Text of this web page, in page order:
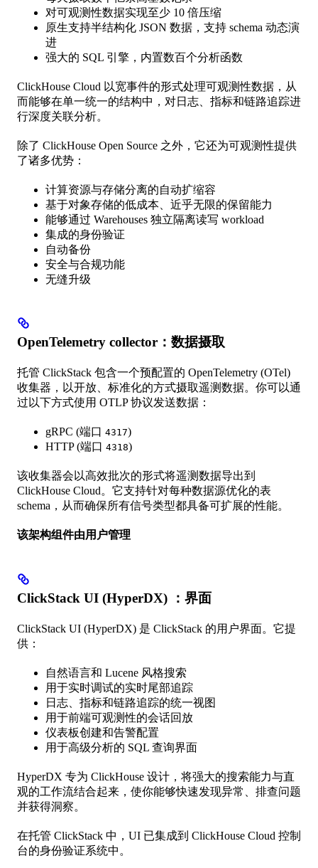
对可观测性数据实现至少 10 倍压缩
原生支持半结构化 JSON 数据，支持 schema 动态演
进
强大的 SQL 引擎，内置数百个分析函数
ClickHouse Cloud 以宽事件的形式处理可观测性数据，从
而能够在单一统一的结构中，对日志、指标和链路追踪进
行深度关联分析。
除了 ClickHouse Open Source 之外，它还为可观测性提供
了诸多优势：
计算资源与存储分离的自动扩缩容
基于对象存储的低成本、近乎无限的保留能力
能够通过 Warehouses 独立隔离读写 workload
集成的身份验证
自动备份
安全与合规功能
无缝升级
OpenTelemetry collector：数据摄取
托管 ClickStack 包含一个预配置的 OpenTelemetry (OTel)
收集器，以开放、标准化的方式摄取遥测数据。你可以通
过以下方式使用 OTLP 协议发送数据：
gRPC (端口 4317)
HTTP (端口 4318)
该收集器会以高效批次的形式将遥测数据导出到
ClickHouse Cloud。它支持针对每种数据源优化的表
schema，从而确保所有信号类型都具备可扩展的性能。
该架构组件由用户管理
ClickStack UI (HyperDX) ：界面
ClickStack UI (HyperDX) 是 ClickStack 的用户界面。它提
供：
自然语言和 Lucene 风格搜索
用于实时调试的实时尾部追踪
日志、指标和链路追踪的统一视图
用于前端可观测性的会话回放
仪表板创建和告警配置
用于高级分析的 SQL 查询界面
HyperDX 专为 ClickHouse 设计，将强大的搜索能力与直
观的工作流结合起来，使你能够快速发现异常、排查问题
并获得洞察。
在托管 ClickStack 中，UI 已集成到 ClickHouse Cloud 控制
台的身份验证系统中。